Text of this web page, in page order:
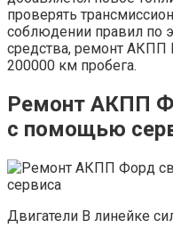
проверять
соблюдении правил по
средства, ремонт АКПП
200000 км пробега.
Ремонт АКПП
с помощью
Двигатели В линейке